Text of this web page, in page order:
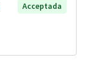
Acceptada